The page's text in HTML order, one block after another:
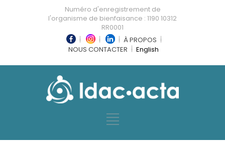
Numéro d'enregistrement de
l'organisme de bienfaisance : 1190 10312
RR0001
À PROPOS
NOUS CONTACTER
English